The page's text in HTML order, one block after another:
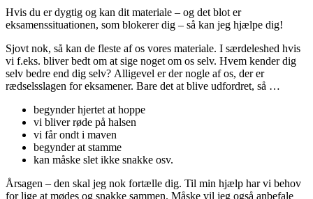
Hvis du er dygtig og kan dit materiale – og det blot er
eksamenssituationen, som blokerer dig – så kan jeg hjælpe dig!
Sjovt nok, så kan de fleste af os vores materiale. I særdeleshed hvis
vi f.eks. bliver bedt om at sige noget om os selv. Hvem kender dig
selv bedre end dig selv? Alligevel er der nogle af os, der er
rædselsslagen for eksamener. Bare det at blive udfordret, så …
begynder hjertet at hoppe
vi bliver røde på halsen
vi får ondt i maven
begynder at stamme
kan måske slet ikke snakke osv.
Årsagen – den skal jeg nok fortælle dig. Til min hjælp har vi behov
for lige at mødes og snakke sammen. Måske vil jeg også anbefale